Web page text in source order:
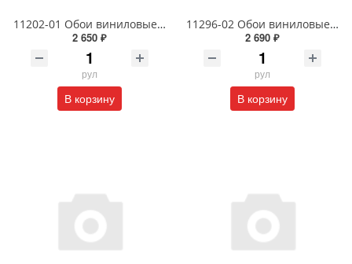
11202-01 Обои виниловые на флизелиновой основе 1.06 X 10м
2 650 ₽
рул
В корзину
11296-02 Обои виниловые на флизелиновой основе Наоми- уни1.06 X 10м
2 690 ₽
рул
В корзину